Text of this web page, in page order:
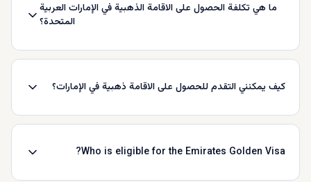
ما هي تكلفة الحصول على الاقامة الذهبية في الإمارات العربية
المتحدة؟
كيف يمكنني التقدم للحصول على الاقامة ذهبية في الإمارات؟
Who is eligible for the Emirates Golden Visa?